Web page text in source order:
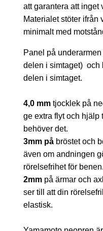
att garantera att inget
Materialet stöter ifrån
minimalt med
Panel på
delen i simtaget) och
delen i simtaget.
4,0 mm tjocklek på
ge extra flyt och hjälp
behöver det.
3mm på bröstet och
även om andningen
rörelsefrihet för benen.
2mm på ärmar och
ser till att din
elastisk.